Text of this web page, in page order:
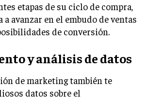
Y BUSINESS
EMPRESARIAL
RIESGO EMPRESARIAL
etapas de su ciclo de compra,
a avanzar en el embudo de ventas
de conversión.
y análisis de datos
de marketing también te
datos sobre el